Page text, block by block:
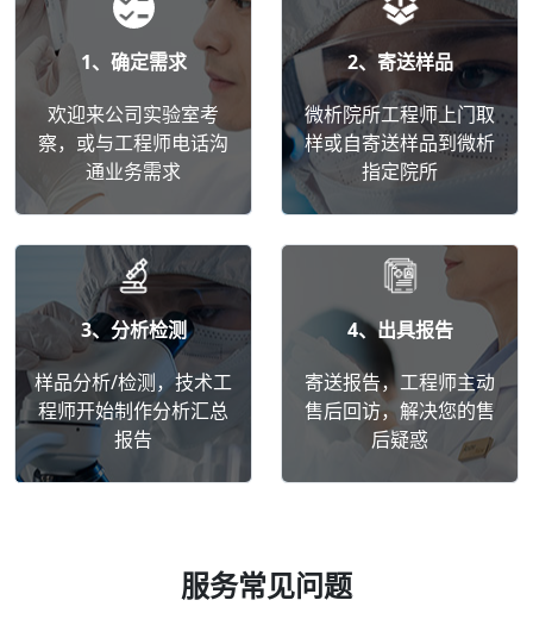
1、确定需求
欢迎来公司实验室考
察，或与工程师电话沟
通业务需求
2、寄送样品
微析院所工程师上门取
样或自寄送样品到微析
指定院所
3、分析检测
样品分析/检测，技术工
程师开始制作分析汇总
报告
4、出具报告
寄送报告，工程师主动
售后回访，解决您的售
后疑惑
服务常见问题